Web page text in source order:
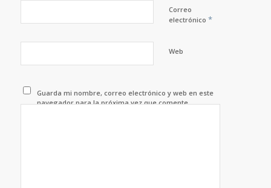
Correo
electrónico *
Web
Guarda mi nombre, correo electrónico y web en este
navegador para la próxima vez que comente.